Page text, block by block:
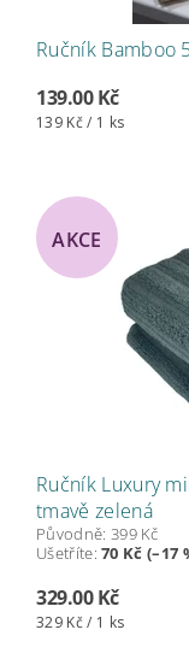
Ručník Bamboo
139.00 Kč
139 Kč / 1 ks
AKCE
Ručník Luxury
tmavě zelená
Původně: 399 Kč
Ušetříte:70 Kč (–17
329.00 Kč
329 Kč / 1 ks